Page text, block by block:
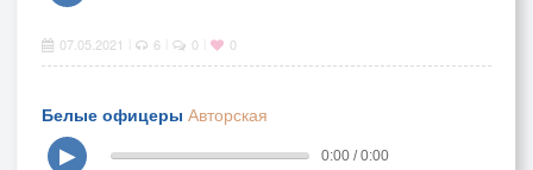
07.05.2021 6 0 0
Белые офицеры Авторская
▶
0:00 / 0:00